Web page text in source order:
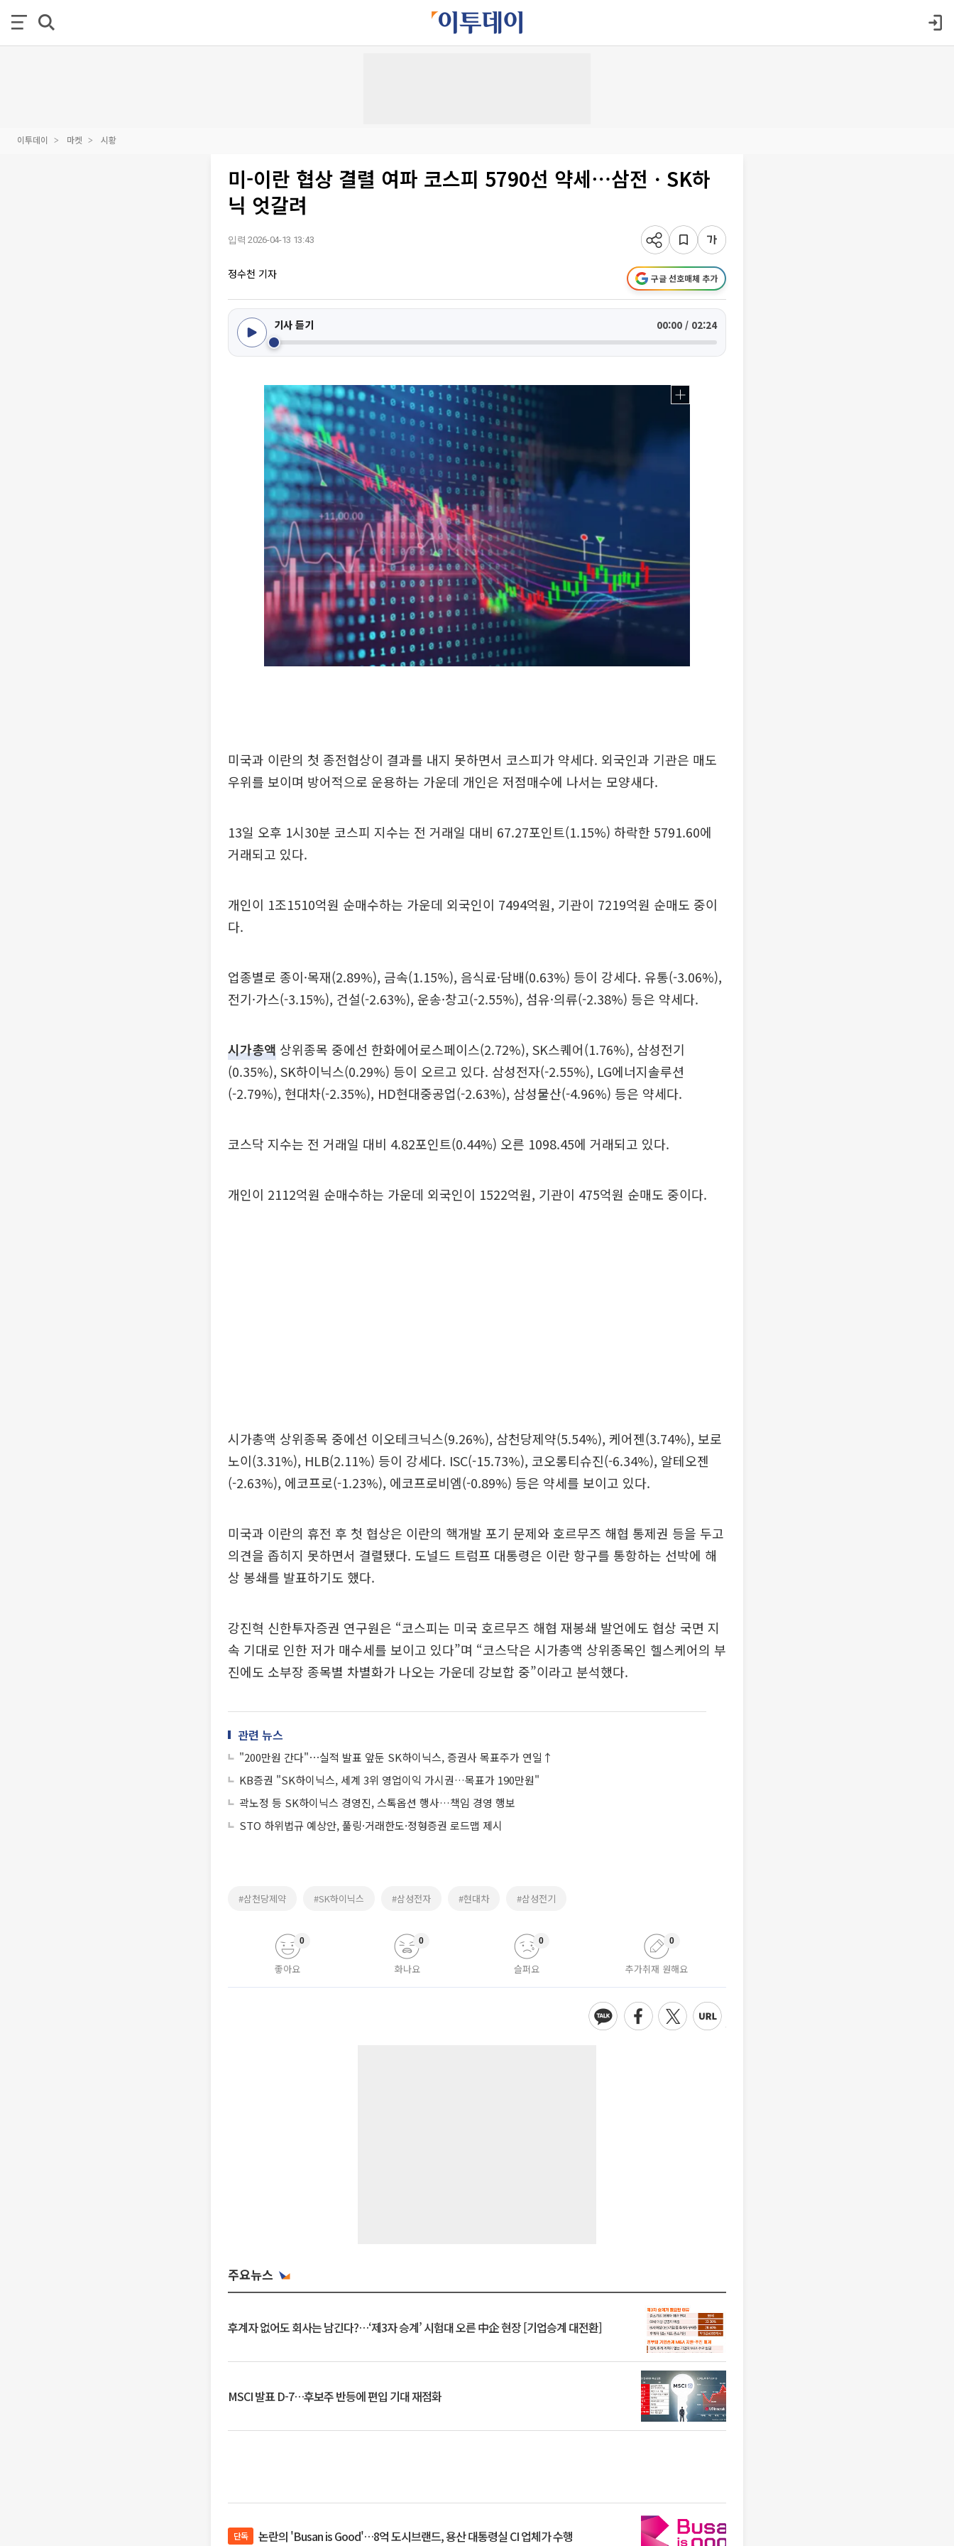
이투데이 마켓 시황
미-이란 협상 결렬 여파 코스피 5790선 약세⋯삼전ㆍSK하
닉 엇갈려
입력 2026-04-13 13:43
정수천 기자 구글 선호매체 추가
기사 듣기 00:00 / 02:24
미국과 이란의 첫 종전협상이 결과를 내지 못하면서 코스피가 약세다. 외국인과 기관은 매도
우위를 보이며 방어적으로 운용하는 가운데 개인은 저점매수에 나서는 모양새다.
13일 오후 1시30분 코스피 지수는 전 거래일 대비 67.27포인트(1.15%) 하락한 5791.60에
거래되고 있다.
개인이 1조1510억원 순매수하는 가운데 외국인이 7494억원, 기관이 7219억원 순매도 중이
다.
업종별로 종이·목재(2.89%), 금속(1.15%), 음식료·담배(0.63%) 등이 강세다. 유통(-3.06%),
전기·가스(-3.15%), 건설(-2.63%), 운송·창고(-2.55%), 섬유·의류(-2.38%) 등은 약세다.
시가총액 상위종목 중에선 한화에어로스페이스(2.72%), SK스퀘어(1.76%), 삼성전기
(0.35%), SK하이닉스(0.29%) 등이 오르고 있다. 삼성전자(-2.55%), LG에너지솔루션
(-2.79%), 현대차(-2.35%), HD현대중공업(-2.63%), 삼성물산(-4.96%) 등은 약세다.
코스닥 지수는 전 거래일 대비 4.82포인트(0.44%) 오른 1098.45에 거래되고 있다.
개인이 2112억원 순매수하는 가운데 외국인이 1522억원, 기관이 475억원 순매도 중이다.
시가총액 상위종목 중에선 이오테크닉스(9.26%), 삼천당제약(5.54%), 케어젠(3.74%), 보로
노이(3.31%), HLB(2.11%) 등이 강세다. ISC(-15.73%), 코오롱티슈진(-6.34%), 알테오젠
(-2.63%), 에코프로(-1.23%), 에코프로비엠(-0.89%) 등은 약세를 보이고 있다.
미국과 이란의 휴전 후 첫 협상은 이란의 핵개발 포기 문제와 호르무즈 해협 통제권 등을 두고
의견을 좁히지 못하면서 결렬됐다. 도널드 트럼프 대통령은 이란 항구를 통항하는 선박에 해
상 봉쇄를 발표하기도 했다.
강진혁 신한투자증권 연구원은 “코스피는 미국 호르무즈 해협 재봉쇄 발언에도 협상 국면 지
속 기대로 인한 저가 매수세를 보이고 있다”며 “코스닥은 시가총액 상위종목인 헬스케어의 부
진에도 소부장 종목별 차별화가 나오는 가운데 강보합 중”이라고 분석했다.
관련 뉴스
"200만원 간다"⋯실적 발표 앞둔 SK하이닉스, 증권사 목표주가 연일↑
KB증권 "SK하이닉스, 세계 3위 영업이익 가시권…목표가 190만원"
곽노정 등 SK하이닉스 경영진, 스톡옵션 행사…책임 경영 행보
STO 하위법규 예상안, 풀링·거래한도·정형증권 로드맵 제시
#삼천당제약 #SK하이닉스 #삼성전자 #현대차 #삼성전기
좋아요
0
화나요
0
슬퍼요
0
추가취재 원해요
0
주요뉴스
후계자 없어도 회사는 남긴다?…‘제3자 승계’ 시험대 오른 中企 현장 [기업승계 대전환]
MSCI 발표 D-7…후보주 반등에 편입 기대 재점화
단독 논란의 'Busan is Good'…8억 도시브랜드, 용산 대통령실 CI 업체가 수행